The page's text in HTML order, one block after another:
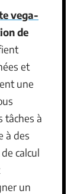
vega-
de
et
une
tâches à
à des
calcul
un